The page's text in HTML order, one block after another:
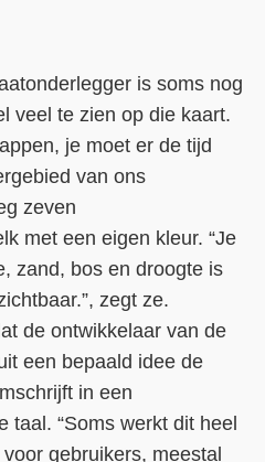
is soms nog
veel te zien op die kaart.
je moet er de tijd
van ons
zeven
met een eigen kleur. “Je
zand, bos en droogte is
zegt ze.
de ontwikkelaar van de
een bepaald idee de
in een
taal. “Soms werkt dit heel
gebruikers, meestal